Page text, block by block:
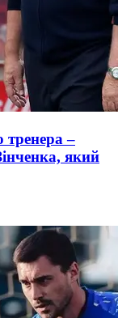
тренера –
який